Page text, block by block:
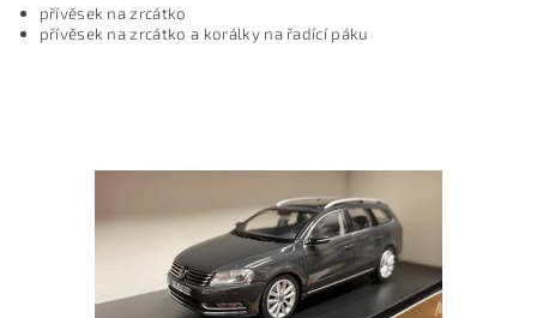
přívěsek na zrcátko
přívěsek na zrcátko a korálky na řadící páku